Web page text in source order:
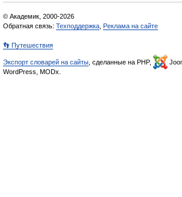
© Академик, 2000-2026
Обратная связь: Техподдержка Реклама на сайте
👣 Путешествия
Экспорт словарей на сайты , сделанные на PHP,
WordPress, MODx.